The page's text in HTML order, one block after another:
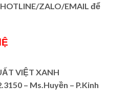
ZALO/EMAIL để
VIỆT XANH
– Ms.Huyền – P.Kinh